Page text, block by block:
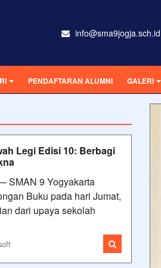
info@sma9jogja.sch.id
PENDAFTARAN ALUMNI GALERI
Legi Edisi 10: Berbagi
SMAN 9 Yogyakarta
Buku pada hari Jumat,
dari upaya sekolah